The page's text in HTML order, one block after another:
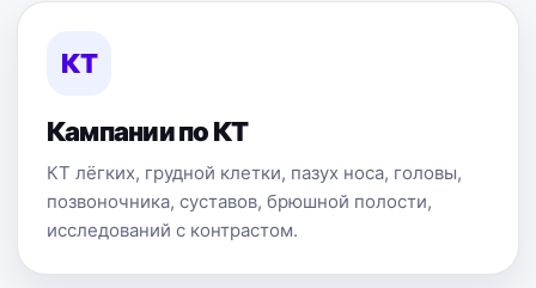
КТ
Кампании по КТ
КТ лёгких, грудной клетки, пазух носа, головы,
позвоночника, суставов, брюшной полости,
исследований с контрастом.